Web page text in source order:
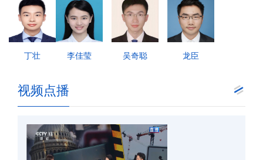
丁壮 李佳莹 吴奇聪 龙臣
视频点播